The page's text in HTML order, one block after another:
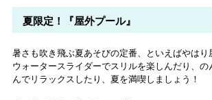
おさんぽ部】
るカフェ、優雅なホテ
ルラウンジまで！
ツトレ
夏限定！『屋外プール』
暑さも吹き飛ぶ夏あそびの定番、といえばやはり
ウォータースライダーでスリルを楽しんだり、
んでリラックスしたり、夏を満喫しましょう！